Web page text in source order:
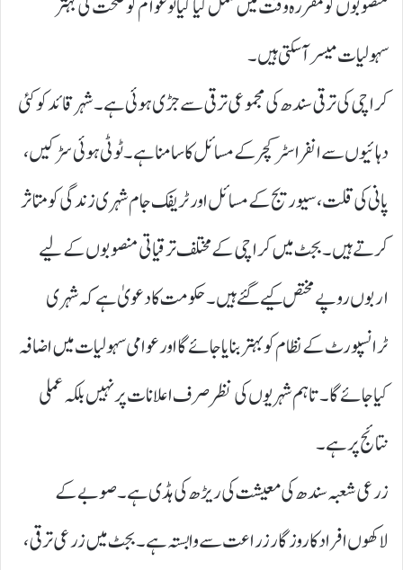
منصوبوں کو مقررہ وقت میں مکمل کیا گیا تو عوام کو صحت کی بہتر
سہولیات میسر آ سکتی ہیں۔
کراچی کی ترقی سندھ کی مجموعی ترقی سے جڑی ہوئی ہے۔ شہر قائد کو کئی
دہائیوں سے انفراسٹرکچر کے مسائل کا سامنا ہے۔ ٹوٹی ہوئی سڑکیں،
پانی کی قلت، سیوریج کے مسائل اور ٹریفک جام شہری زندگی کو متاثر
کرتے ہیں۔ بجٹ میں کراچی کے مختلف ترقیاتی منصوبوں کے لیے
اربوں روپے مختص کیے گئے ہیں۔ حکومت کا دعویٰ ہے کہ شہری
ٹرانسپورٹ کے نظام کو بہتر بنایا جائے گا اور عوامی سہولیات میں اضافہ
کیا جائے گا۔ تاہم شہریوں کی نظر صرف اعلانات پر نہیں بلکہ عملی
نتائج پر ہے۔
زرعی شعبہ سندھ کی معیشت کی ریڑھ کی ہڈی ہے۔ صوبے کے
لاکھوں افراد کا روزگار زراعت سے وابستہ ہے۔ بجٹ میں زرعی ترقی،